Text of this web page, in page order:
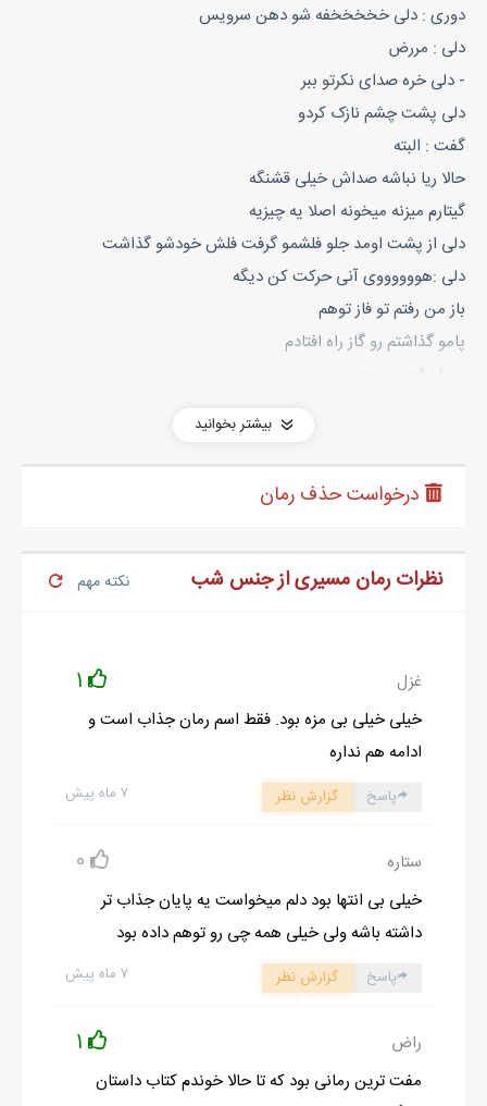
دوری : دلی خخخخخفه شو دهن سرویس
دلی : مررض
- دلی خره صدای نکرتو ببر
دلی پشت چشم نازک کردو
گفت : البته
حالا ریا نباشه صداش خیلی قشنگه
گیتارم میزنه میخونه اصلا یه چیزیه
دلی از پشت اومد جلو فلشمو گرفت فلش خودشو گذاشت
دلی :هووووووی آنی حرکت کن دیگه
باز من رفتم تو فاز توهم
پامو گذاشتم رو گاز راه افتادم
میر*ق*صیدیم چه جور
حالا تکون تکونش بده ر*ق*صو نشونش بده
پسره :می خوام برسونمت ونمت ونمت
شیشه سمت من پایین بود
سرمو بردم بیرون
-داش تو دماغتو بگیر باد نره توش رسوندن پیش کش
آنید دوری غش غش میخندیدن
آنید پاشو گذاشت رو گاز
مثل جت از ب*غ*لشون رد شدیم
- ججججججججیغ نگه دار
آنید : چی شد ؟
- با لحن مظلوم : ل*ب*ا*شک ?🙁
بیشتر بخوانید
نظرات رمان مسیری از جنس شب نکته مهم
غزل 1
خیلی خیلی بی مزه بود. فقط اسم رمان جذاب است و
ادامه هم نداره
۷ ماه پیش پاسخ گزارش نظر
ستاره 0
خیلی بی انتها بود دلم میخواست یه پایان جذاب تر
داشته باشه ولی خیلی همه چی رو توهم داده بود
۷ ماه پیش پاسخ گزارش نظر
راض 1
مفت ترین رمانی بود که تا حالا خوندم کتاب داستان